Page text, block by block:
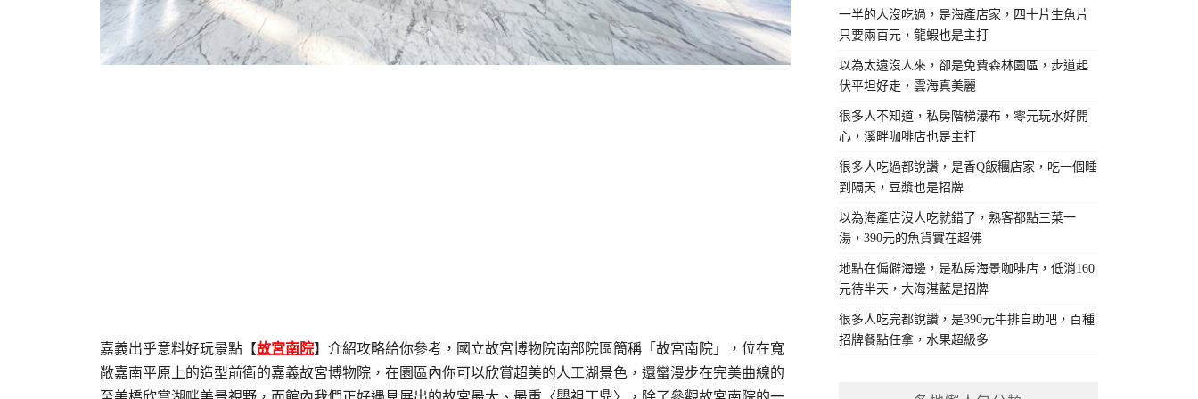
嘉義出乎意料好玩景點【故宮南院】介紹攻略給你參考，國立故宮博物院南部院區簡稱「故宮南院」，位在寬
敞嘉南平原上的造型前衛的嘉義故宮博物院，在園區內你可以欣賞超美的人工湖景色，還蠻漫步在完美曲線的
一半的人沒吃過，是海產店家，四十片生魚片
只要兩百元，龍蝦也是主打
以為太遠沒人來，卻是免費森林園區，步道起
伏平坦好走，雲海真美麗
很多人不知道，私房階梯瀑布，零元玩水好開
心，溪畔咖啡店也是主打
很多人吃過都說讚，是香Q飯糰店家，吃一個睡
到隔天，豆漿也是招牌
以為海產店沒人吃就錯了，熟客都點三菜一
湯，390元的魚貨實在超佛
地點在偏僻海邊，是私房海景咖啡店，低消160
元待半天，大海湛藍是招牌
很多人吃完都說讚，是390元牛排自助吧，百種
招牌餐點任拿，水果超級多